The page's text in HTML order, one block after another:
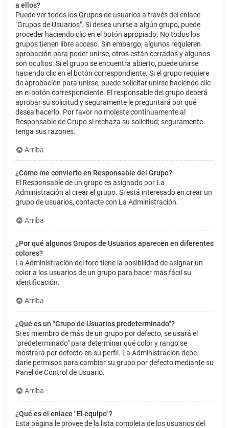
a ellos?
Puede ver todos los Grupos de usuarios a través del enlace
"Grupos de Usuarios". Si desea unirse a algún grupo, puede
proceder haciendo clic en el botón apropiado. No todos los
grupos tienen libre acceso. Sin embargo, algunos requieren
aprobación para poder unirse, otros están cerrados y algunos
son ocultos. Si el grupo se encuentra abierto, puede unirse
haciendo clic en el botón correspondiente. Si el grupo requiere
de aprobación para unirse, puede solicitar unirse haciendo clic
en el botón correspondiente. El responsable del grupo deberá
aprobar su solicitud y seguramente le preguntará por qué
desea hacerlo. Por favor no moleste continuamente al
Responsable de Grupo si rechaza su solicitud; seguramente
tenga sus razones.
Arriba
¿Cómo me convierto en Responsable del Grupo?
El Responsable de un grupo es asignado por La
Administración al crear el grupo. Si está interesado en crear un
grupo de usuarios, contacte con La Administración.
Arriba
¿Por qué algunos Grupos de Usuarios aparecen en diferentes
colores?
La Administración del foro tiene la posibilidad de asignar un
color a los usuarios de un grupo para hacer más fácil su
identificación.
Arriba
¿Qué es un "Grupo de Usuarios predeterminado"?
Si es miembro de más de un grupo por defecto, se usará el
"predeterminado" para determinar qué color y rango se
mostrará por defecto en su perfil. La Administración debe
darle permisos para cambiar su grupo por defecto mediante su
Panel de Control de Usuario.
Arriba
¿Qué es el enlace "El equipo"?
Esta página le provee de la lista completa de los usuarios del